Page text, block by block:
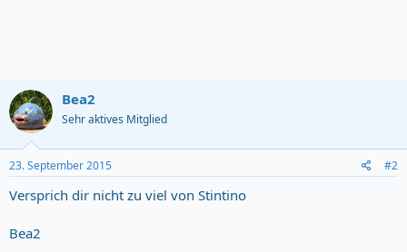
Bea2
Sehr aktives Mitglied
23. September 2015 #2
Versprich dir nicht zu viel von Stintino
Bea2